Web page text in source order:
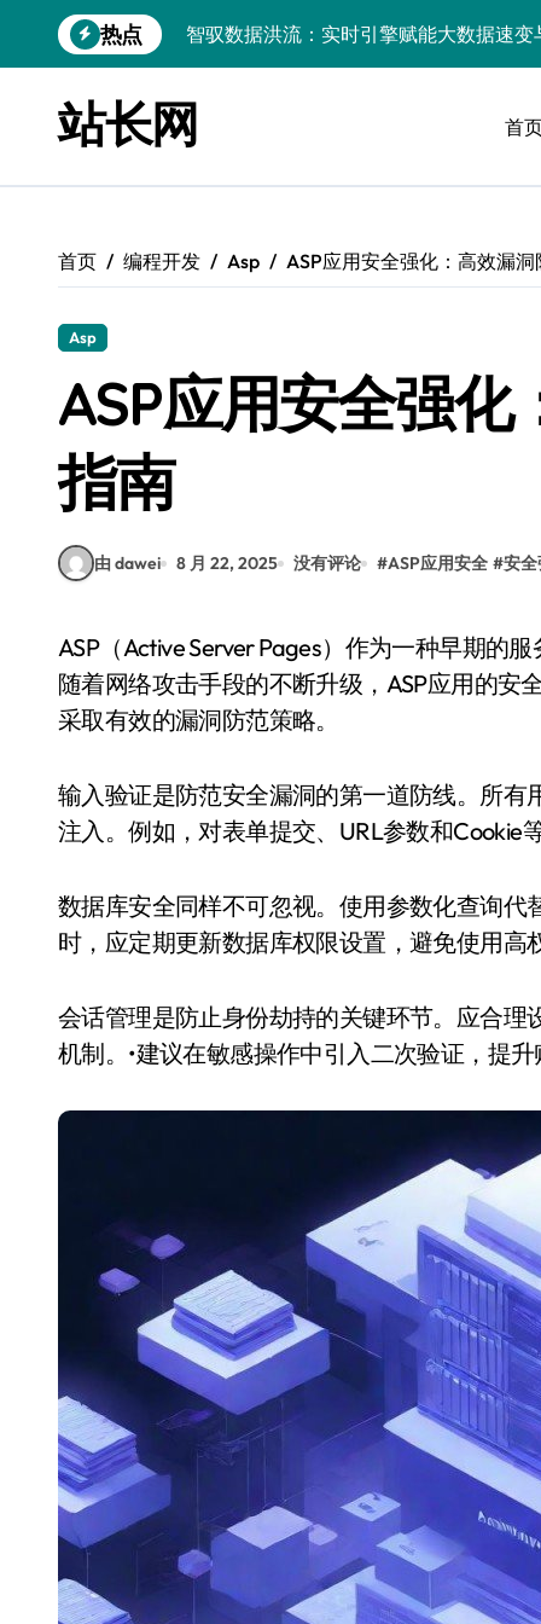
到
热点
大数据赋能：计算机视觉实时处理架构及
智驭数据流：以实时引擎科技深挖大数据
大数据浪潮下：实时处理技术驱动前端架
前端直驱大数据洪流：实时引擎架构革新
CSS级数据可视化：科技赋能实时处理，
大数据洪流下服务器端实时处理架构的智
站长网 首
首页 编程开发 Asp ASP应用安全强化：高效漏
Asp
ASP应用安全强
指南
由 dawei 8 月 22, 2025 没有评论 #ASP应用安全 #安
ASP（Active Server Pages）作为一种早期的服务器端脚本技术，广泛应用于Web开发中。然而，
随着网络攻击手段的不断升级，ASP应用的安
采取有效的漏洞防范策略。
输入验证是防范安全漏洞的第一道防线。所
注入。例如，对表单提交、URL参数和
数据库安全同样不可忽视。使用参数化查询
时，应定期更新数据库权限设置，避免使用高
会话管理是防止身份劫持的关键环节。应合
机制。•建议在敏感操作中引入二次验证，提